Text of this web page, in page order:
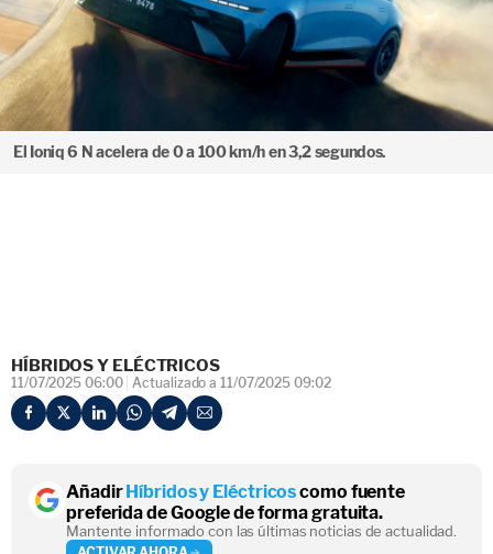
El Ioniq 6 N acelera de 0 a 100 km/h en 3,2 segundos.
HÍBRIDOS Y ELÉCTRICOS
11/07/2025 06:00 Actualizado a 11/07/2025 09:02
AñadirHíbridos y Eléctricoscomo fuente
preferida de Google de forma gratuita.
Mantente informado con las últimas noticias de actualidad.